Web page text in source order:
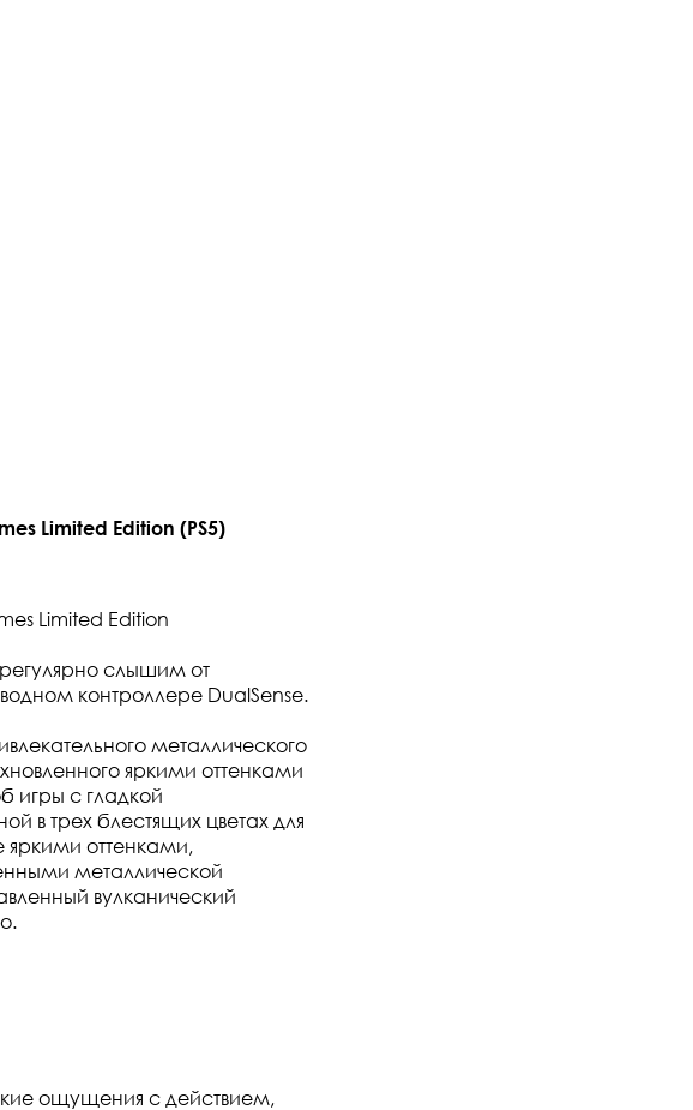
Limited Edition (PS5)
Limited Edition
слышим от
контроллере DualSense.
металлического
яркими оттенками
игры с гладкой
в трех блестящих цветах для
яркими оттенками,
металлической
вулканический
ощущения с действием,